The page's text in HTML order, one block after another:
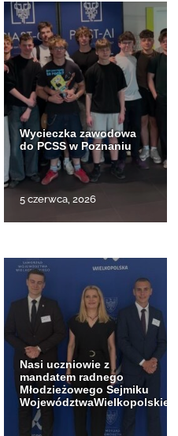
Wycieczka zawodowa
do PCSS w Poznaniu
5 czerwca, 2026
Nasi uczniowie z
mandatem radnego
Młodzieżowego Sejmiku
WojewództwaWielkopolskiego